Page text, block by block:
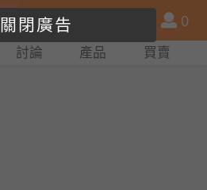
尋
產
品
比
會
員
0
討論 產品 買賣
關閉廣告